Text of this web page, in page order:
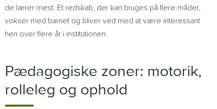
de lærer mest. Et redskab, der kan bruges på flere måder,
vokser med barnet og bliver ved med at være interessant
hen over flere år i institutionen.
Pædagogiske zoner: motorik,
rolleleg og ophold